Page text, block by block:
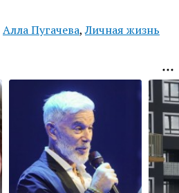
Алла Пугачева,Личная жизнь